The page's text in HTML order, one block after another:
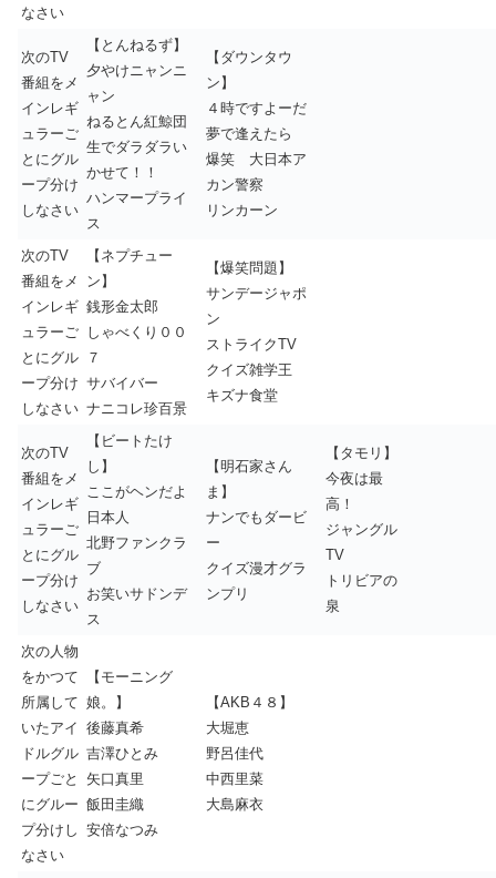
なさい
次のTV
番組をメ
インレギ
ュラーご
とにグル
ープ分け
しなさい
【とんねるず】
夕やけニャンニ
ャン
ねるとん紅鯨団
生でダラダラい
かせて！！
ハンマープライ
ス
【ダウンタウ
ン】
４時ですよーだ
夢で逢えたら
爆笑 大日本ア
カン警察
リンカーン
次のTV
番組をメ
インレギ
ュラーご
とにグル
ープ分け
しなさい
【ネプチュー
ン】
銭形金太郎
しゃべくり００
７
サバイバー
ナニコレ珍百景
【爆笑問題】
サンデージャポ
ン
ストライクTV
クイズ雑学王
キズナ食堂
次のTV
番組をメ
インレギ
ュラーご
とにグル
ープ分け
しなさい
【ビートたけ
し】
ここがヘンだよ
日本人
北野ファンクラ
ブ
お笑いサドンデ
ス
【明石家さん
ま】
ナンでもダービ
ー
クイズ漫才グラ
ンプリ
【タモリ】
今夜は最
高！
ジャングル
TV
トリビアの
泉
次の人物
をかつて
所属して
いたアイ
ドルグル
ープごと
にグルー
プ分けし
なさい
【モーニング
娘。】
後藤真希
吉澤ひとみ
矢口真里
飯田圭織
安倍なつみ
【AKB４８】
大堀恵
野呂佳代
中西里菜
大島麻衣